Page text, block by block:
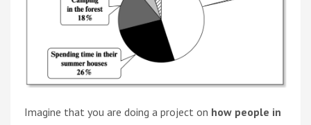
Imagine that you are doing a project on how people in